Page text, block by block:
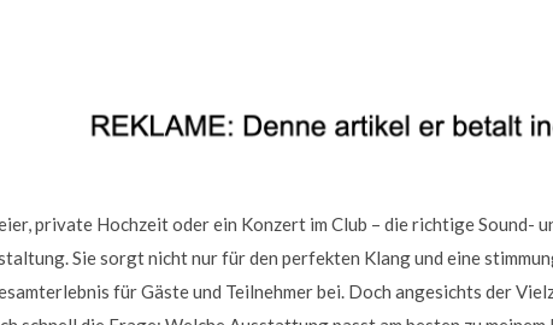
private Hochzeit oder ein Konzert im Club – die richtige Sound-
Sie sorgt nicht nur für den perfekten Klang und eine
für Gäste und Teilnehmer bei. Doch angesichts der